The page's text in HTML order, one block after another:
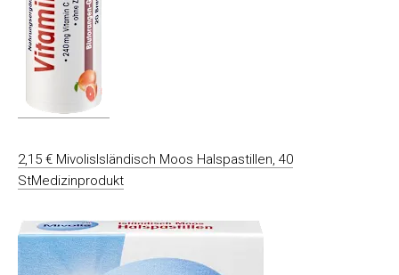
2,15 € MivolisIsländisch Moos Halspastillen, 40
StMedizinprodukt